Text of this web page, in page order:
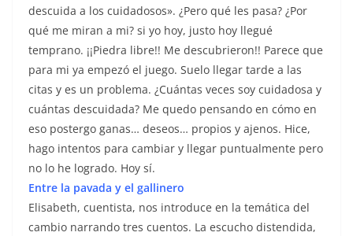
descuida a los cuidadosos». ¿Pero qué les pasa? ¿Por
qué me miran a mi? si yo hoy, justo hoy llegué
temprano. ¡¡Piedra libre!! Me descubrieron!! Parece que
para mi ya empezó el juego. Suelo llegar tarde a las
citas y es un problema. ¿Cuántas veces soy cuidadosa y
cuántas descuidada? Me quedo pensando en cómo en
eso postergo ganas… deseos… propios y ajenos. Hice,
hago intentos para cambiar y llegar puntualmente pero
no lo he logrado. Hoy sí.
Entre la pavada y el gallinero
Elisabeth, cuentista, nos introduce en la temática del
cambio narrando tres cuentos. La escucho distendida,